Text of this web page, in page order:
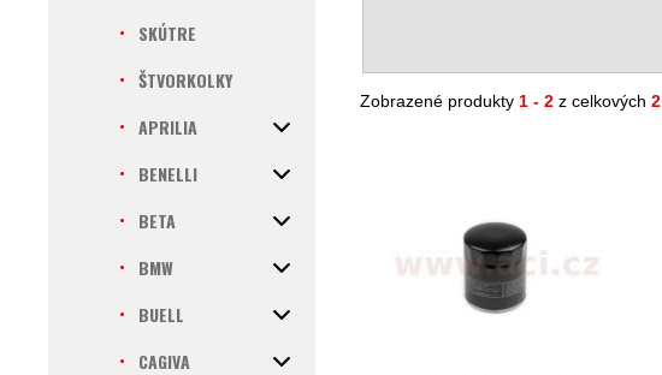
SKÚTRE
ŠTVORKOLKY
APRILIA
BENELLI
BETA
BMW
BUELL
CAGIVA
Zobrazené produkty 1 - 2 z celkových2